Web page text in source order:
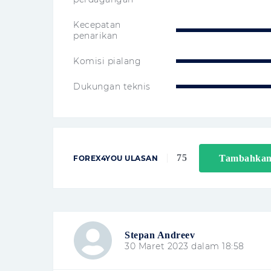
Kecepatan
penarikan
Komisi pialang
Dukungan teknis
FOREX4YOU ULASAN 75
Stepan Andreev
30 Maret 2023 dalam 18:58